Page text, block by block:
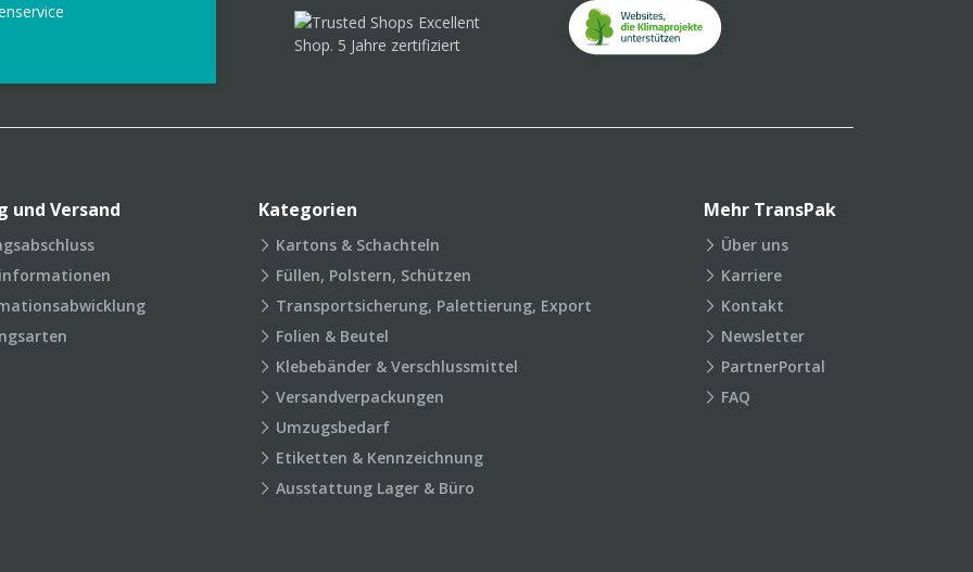
und Versand Kategorien
Kartons & Schachteln
Füllen, Polstern, Schützen
Transportsicherung, Palettierung, Export
Folien & Beutel
Klebebänder & Verschlussmittel
Versandverpackungen
Umzugsbedarf
Etiketten & Kennzeichnung
Ausstattung Lager & Büro
Mehr TransPak
Über uns
Karriere
Kontakt
Newsletter
PartnerPortal
FAQ